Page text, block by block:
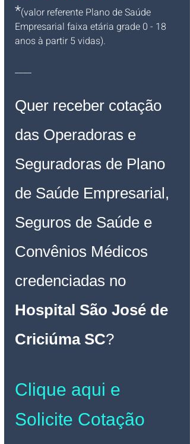
*(valor referente Plano de Saúde
Empresarial faixa etária grade 0 - 18
anos à partir 5 vidas).
____
Quer receber cotação
das Operadoras e
Seguradoras de Plano
de Saúde Empresarial,
Seguros de Saúde e
Convênios Médicos
credenciadas no
Hospital São José de
Criciúma SC?
Clique aqui e
Solicite Cotação